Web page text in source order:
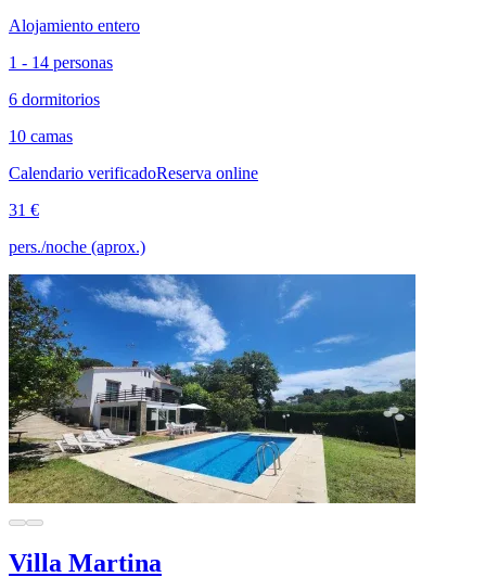
Alojamiento entero
1 - 14 personas
6 dormitorios
10 camas
Calendario verificadoReserva online
31 €
pers./noche (aprox.)
Villa Martina